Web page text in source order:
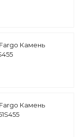
Камень
Камень